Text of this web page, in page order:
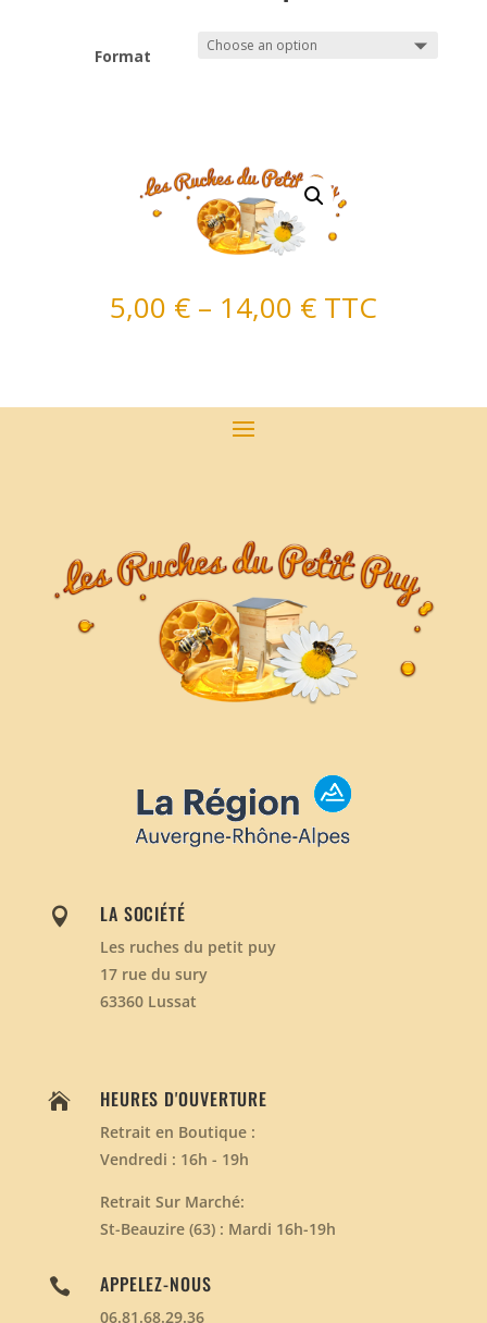
Format
5,00 €– 14,00 € TTC
 LA SOCIÉTÉ
Les ruches du petit puy
17 rue du sury
63360 Lussat
 HEURES D'OUVERTURE
Retrait en Boutique :
Vendredi : 16h - 19h
Retrait Sur Marché:
St-Beauzire (63) : Mardi 16h-19h
 APPELEZ-NOUS
06.81.68.29.36